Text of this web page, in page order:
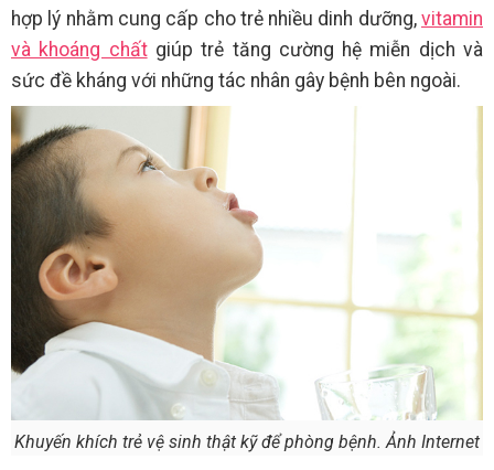
hợp lý nhằm cung cấp cho trẻ nhiều dinh dưỡng, vitamin
và khoáng chấtgiúp trẻ tăng cường hệ miễn dịch và
sức đề kháng với những tác nhân gây bệnh bên ngoài.
Khuyến khích trẻ vệ sinh thật kỹ để phòng bệnh. Ảnh Internet